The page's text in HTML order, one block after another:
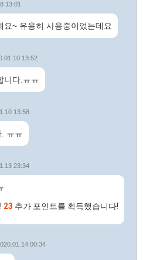
13:01
요~ 유용히 사용중이었는데요
13:52
니다.ㅠㅠ
13:58
ㅠㅠ
23:34
23 추가 포인트를 획득했습니다!
00:34